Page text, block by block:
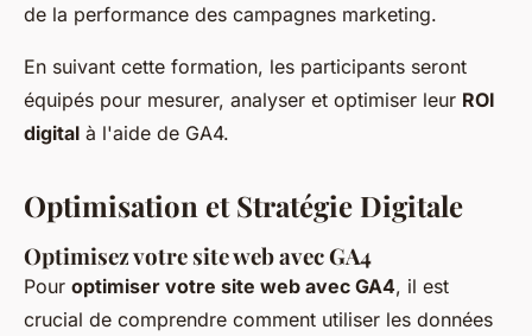
de la performance des campagnes marketing.
En suivant cette formation, les participants seront
équipés pour mesurer, analyser et optimiser leur ROI
digital à l'aide de GA4.
Optimisation et Stratégie Digitale
Optimisez votre site web avec GA4
Pour optimiser votre site web avec GA4, il est
crucial de comprendre comment utiliser les données